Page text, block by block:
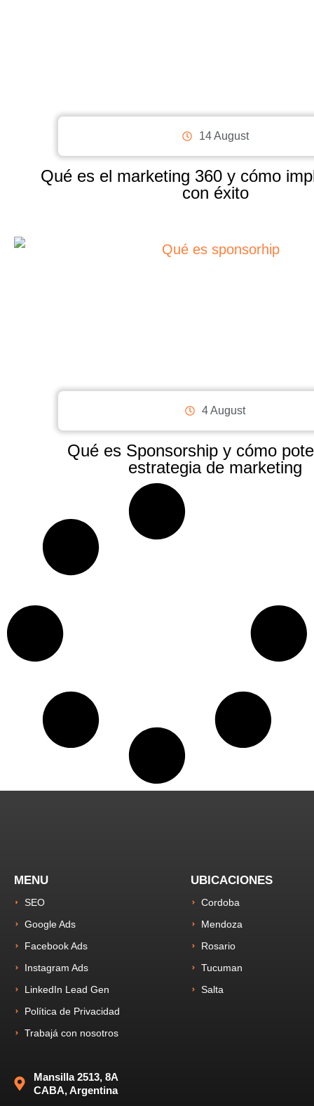
14 August
Qué es el marketing 360 y cómo
con éxito
4 August
Qué es Sponsorship y cómo
estrategia de marketing
MENU
SEO
Google Ads
Facebook Ads
Instagram Ads
LinkedIn Lead Gen
Política de Privacidad
Trabajá con nosotros
UBICACIONES
Cordoba
Mendoza
Rosario
Tucuman
Salta
Mansilla 2513, 8A
CABA, Argentina